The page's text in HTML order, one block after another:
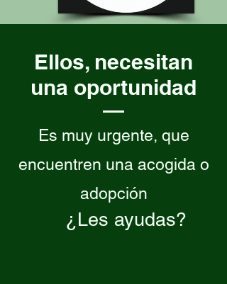
Ellos, necesitan
una oportunidad
Es muy urgente, que
encuentren una acogida o
adopción
¿Les ayudas?